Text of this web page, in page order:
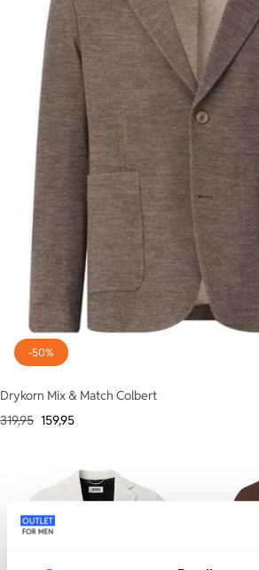
-50%
Drykorn Mix & Match Colbert
319,95 159,95